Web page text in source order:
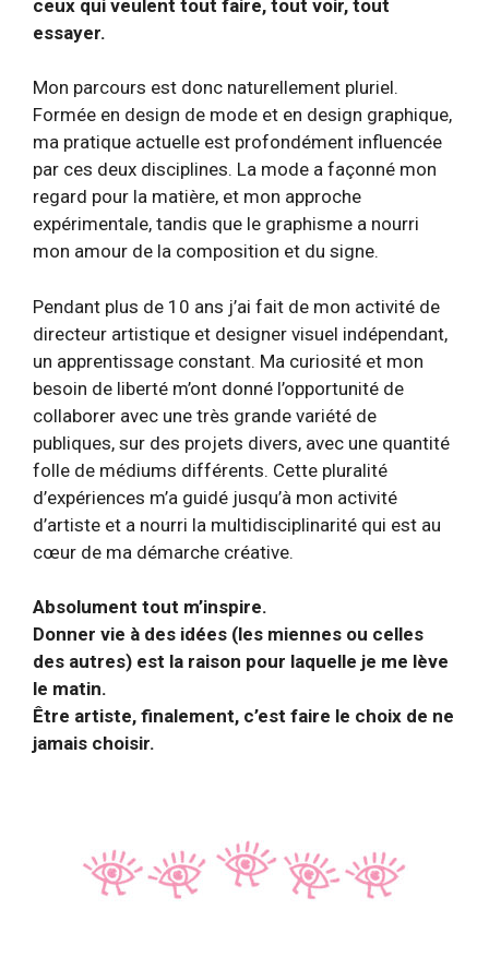
ceux qui veulent tout faire, tout voir, tout
essayer.
Mon parcours est donc naturellement pluriel.
Formée en design de mode et en design graphique,
ma pratique actuelle est profondément influencée
par ces deux disciplines. La mode a façonné mon
regard pour la matière, et mon approche
expérimentale, tandis que le graphisme a nourri
mon amour de la composition et du signe.
Pendant plus de 10 ans j’ai fait de mon activité de
directeur artistique et designer visuel indépendant,
un apprentissage constant. Ma curiosité et mon
besoin de liberté m’ont donné l’opportunité de
collaborer avec une très grande variété de
publiques, sur des projets divers, avec une quantité
folle de médiums différents. Cette pluralité
d’expériences m’a guidé jusqu’à mon activité
d’artiste et a nourri la multidisciplinarité qui est au
cœur de ma démarche créative.
Absolument tout m’inspire.
Donner vie à des idées (les miennes ou celles
des autres) est la raison pour laquelle je me lève
le matin.
Être artiste, finalement, c’est faire le choix de ne
jamais choisir.